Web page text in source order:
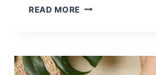
READ MORE WORDPRESS.ORG:
DIT
PLATFORM